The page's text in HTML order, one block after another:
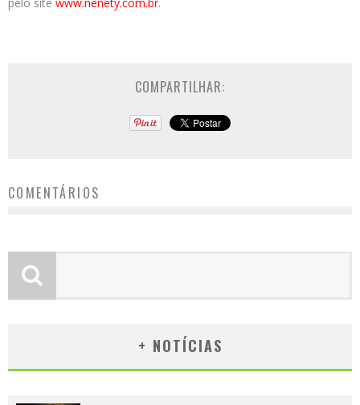
COMPARTILHAR:
COMENTÁRIOS
+ NOTÍCIAS